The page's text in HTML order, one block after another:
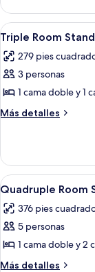
Room
Standard
Abrir
todas
las
fotos
de
Triple
7
Triple Room
279 pies
3 personas
1 cama doble y 1
Más detalles
Más
Room
Standard
Abrir
todas
las
fotos
de
Quadruple
6
Quadruple Room
376 pies
5 personas
1 cama doble y 2
Más detalles
Más